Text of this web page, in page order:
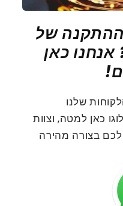
ההתקנה של
כאן
שלנו
כאן למטה, וצוות
לכם בצורה מהירה